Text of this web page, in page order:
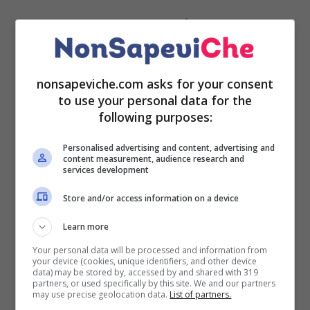
Uno dei medici nutrizionisti più famoso della tv
italiana, Il dottore Sorrentino e l’esperta di fitness
Jill Cooper hanno dimostrato che esiste il
vogliono perdere peso solo in alcuni punto del loro
corpo. L’accumulo di grasso è legato, oltre allo stile
di vita, anche da alcuni fattori ormonali.
LEGGI ANCHE:Dieta dopo ferragosto come
riattivare il metabolismo con pochi trucchetti
Per gli esperti le persone si possono dividere in tre
nonsapeviche.com asks for your consent
to use your personal data for the
following purposes:
Personalised advertising and content, advertising and
content measurement, audience research and
services development
Store and/or access information on a device
Learn more
Your personal data will be processed and information from
your device (cookies, unique identifiers, and other device
data) may be stored by, accessed by and shared with 319
partners, or used specifically by this site. We and our partners
may use precise geolocation data. List of partners.